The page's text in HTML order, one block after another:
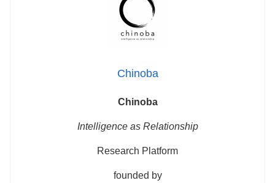
Chinoba
Chinoba
Intelligence as Relationship
Research Platform
founded by